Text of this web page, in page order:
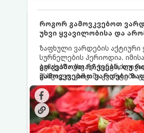
როგორ გამოვკვებოთ
უხვი ყვავილობისა და
ზაფხული ვარდების აქტიური
სურნელების პერიოდია.
ბუჩქებმა უხვად,
მსხვილი, კაშკაშა კვირტები
რეგულარული და სწორი
სჭირდებათ. ზაფხულის
მოთხოვნილებები იცვლება,
მნიშვნელოვანია ვიცოდეთ,
გამოიყენება ამ დროს.
გთავაზობთ რჩევებს, თუ
გამოვკვებოთ ვარდები
საუკეთესო შედეგის